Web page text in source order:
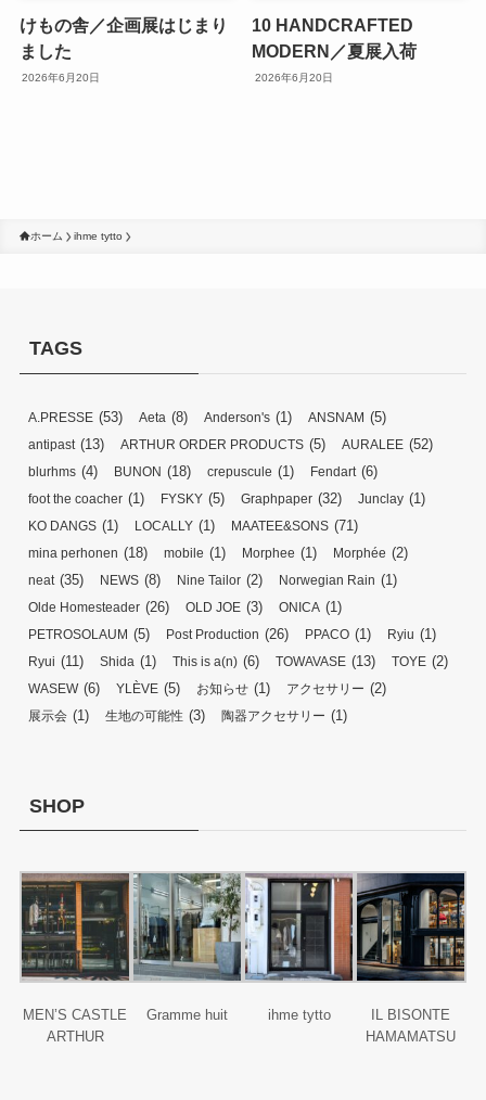
けもの舎／企画展はじまり
ました
2026年6月20日
10 HANDCRAFTED
MODERN／夏展入荷
2026年6月20日
ホーム ihme tytto
TAGS
A.PRESSE (53) Aeta (8) Anderson's (1) ANSNAM (5)
antipast (13) ARTHUR ORDER PRODUCTS (5) AURALEE (52)
blurhms (4) BUNON (18) crepuscule (1) Fendart (6)
foot the coacher (1) FYSKY (5) Graphpaper (32) Junclay (1)
KO DANGS (1) LOCALLY (1) MAATEE&SONS (71)
mina perhonen (18) mobile (1) Morphee (1) Morphée (2)
neat (35) NEWS (8) Nine Tailor (2) Norwegian Rain (1)
Olde Homesteader (26) OLD JOE (3) ONICA (1)
PETROSOLAUM (5) Post Production (26) PPACO (1) Ryiu (1)
Ryui (11) Shida (1) This is a(n) (6) TOWAVASE (13) TOYE (2)
WASEW(6) YLÈVE (5) お知らせ (1) アクセサリー (2)
展示会 (1) 生地の可能性 (3) 陶器アクセサリー (1)
SHOP
MEN’S CASTLE
ARTHUR
Gramme huit ihme tytto
IL BISONTE
HAMAMATSU